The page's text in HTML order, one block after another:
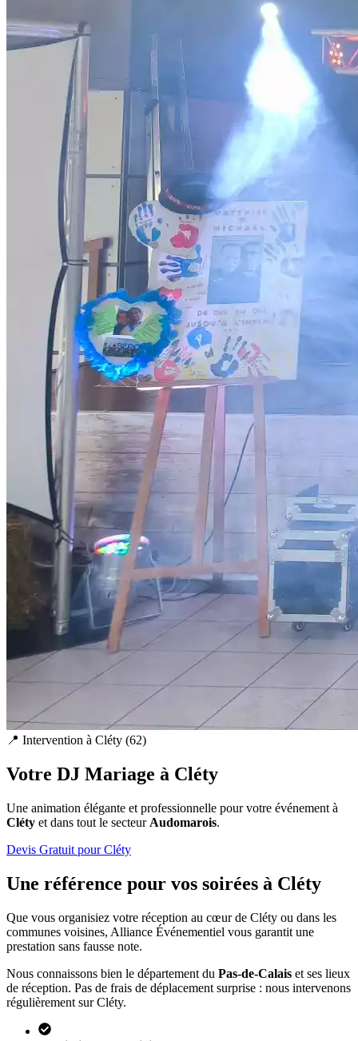
📍 Intervention à Cléty (62)
Votre DJ Mariage à Cléty
Une animation élégante et professionnelle pour votre événement à
Cléty et dans tout le secteur Audomarois.
Devis Gratuit pourCléty
Une référence pour vos soirées à Cléty
Que vous organisiez votre réception au cœur de Cléty ou dans les
communes voisines, Alliance Événementiel vous garantit une
prestation sans fausse note.
Nous connaissons bien le département du Pas-de-Calais et ses lieux
de réception. Pas de frais de déplacement surprise : nous intervenons
régulièrement surCléty.